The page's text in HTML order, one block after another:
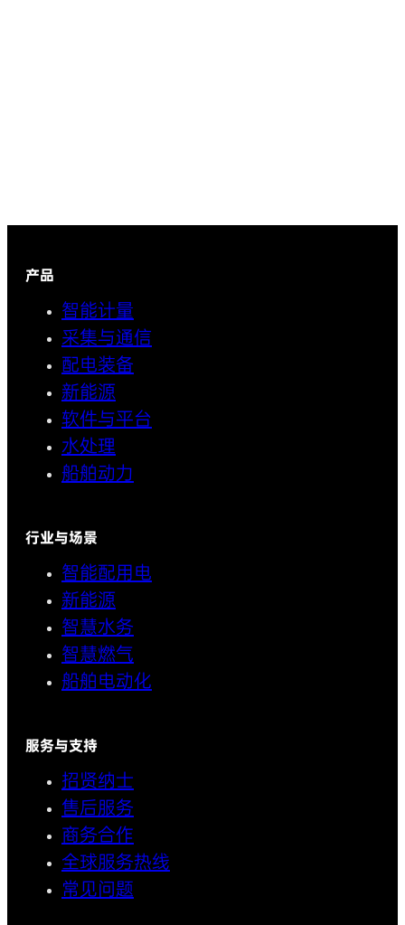
产品
智能计量
采集与通信
配电装备
新能源
软件与平台
水处理
船舶动力
行业与场景
智能配用电
新能源
智慧水务
智慧燃气
船舶电动化
服务与支持
招贤纳士
售后服务
商务合作
全球服务热线
常见问题